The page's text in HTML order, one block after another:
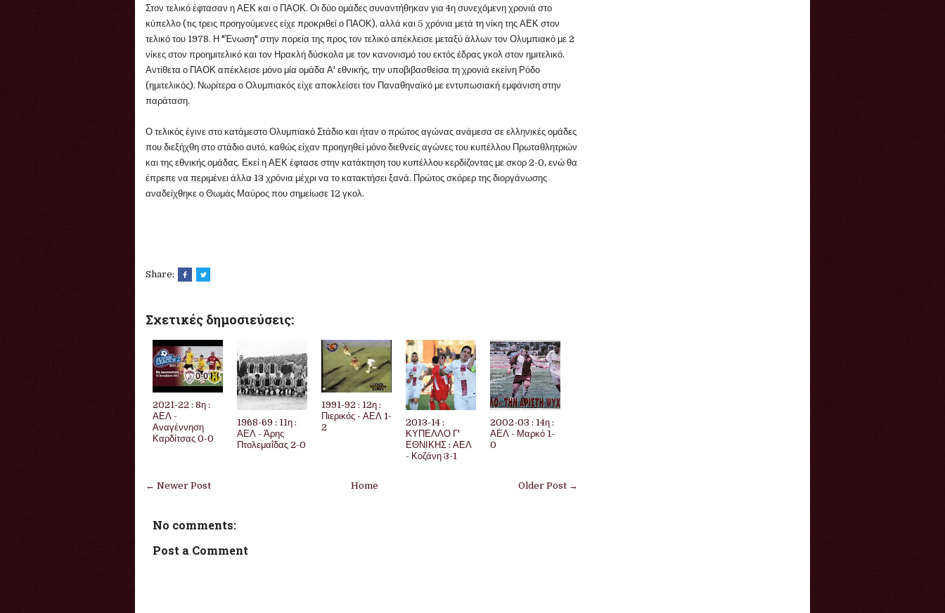
Στον τελικό έφτασαν η ΑΕΚ και ο ΠΑΟΚ. Οι δύο ομάδες συναντήθηκαν για 4η συνεχόμενη χρονιά στο
κύπελλο (τις τρεις προηγούμενες είχε προκριθεί ο ΠΑΟΚ), αλλά και 5 χρόνια μετά τη νίκη της ΑΕΚ στον
τελικό του 1978. Η "Ένωση" στην πορεία της προς τον τελικό απέκλεισε μεταξύ άλλων τον Ολυμπιακό με 2
νίκες στον προημιτελικό και τον Ηρακλή δύσκολα με τον κανονισμό του εκτός έδρας γκολ στον ημιτελικό.
Αντίθετα ο ΠΑΟΚ απέκλεισε μόνο μία ομάδα Α' εθνικής, την υποβιβασθείσα τη χρονιά εκείνη Ρόδο
(ημιτελικός). Νωρίτερα ο Ολυμπιακός είχε αποκλείσει τον Παναθηναϊκό με εντυπωσιακή εμφάνιση στην
παράταση.
Ο τελικός έγινε στο κατάμεστο Ολυμπιακό Στάδιο και ήταν ο πρώτος αγώνας ανάμεσα σε ελληνικές ομάδες
που διεξήχθη στο στάδιο αυτό, καθώς είχαν προηγηθεί μόνο διεθνείς αγώνες του κυπέλλου Πρωταθλητριών
και της εθνικής ομάδας. Εκεί η ΑΕΚ έφτασε στην κατάκτηση του κυπέλλου κερδίζοντας με σκορ 2-0, ενώ θα
έπρεπε να περιμένει άλλα 13 χρόνια μέχρι να το κατακτήσει ξανά. Πρώτος σκόρερ της διοργάνωσης
αναδείχθηκε ο Θωμάς Μαύρος που σημείωσε 12 γκολ.
Share:
Σχετικές δημοσιεύσεις:
2021-22 : 8η :
ΑΕΛ -
Αναγέννηση
Καρδίτσας 0-0
1968-69 : 11η :
ΑΕΛ - Άρης
Πτολεμαΐδας 2-0
1991-92 : 12η :
Πιερικός - ΑΕΛ 1-
2
2013-14 :
ΚΥΠΕΛΛΟ Γ'
ΕΘΝΙΚΗΣ : ΑΕΛ
- Κοζάνη 3-1
2002-03 : 14η :
ΑΕΛ - Μαρκό 1-
0
← Newer Post Older Post →
Home
No comments:
Post a Comment